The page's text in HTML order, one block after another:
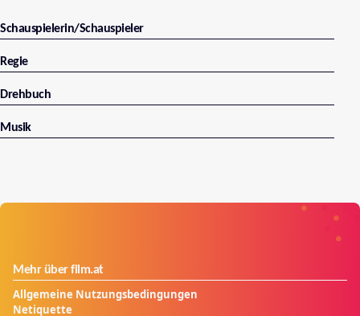
Schauspielerin/Schauspieler
Regie
Drehbuch
Musik
Mehr über film.at
Allgemeine Nutzungsbedingungen
Netiquette